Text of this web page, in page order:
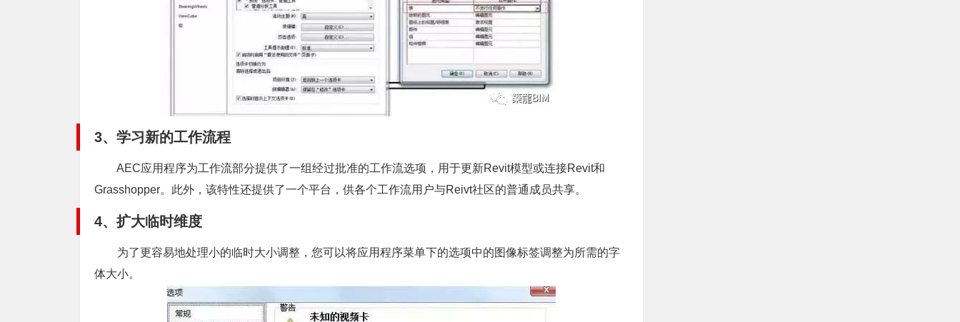
3、学习新的工作流程
AEC应用程序为工作流部分提供了一组经过批准的工作流选项，用于更新Revit模型或连接Revit和
Grasshopper。此外，该特性还提供了一个平台，供各个工作流用户与Reivt社区的普通成员共享。
4、扩大临时维度
为了更容易地处理小的临时大小调整，您可以将应用程序菜单下的选项中的图像标签调整为所需的字
体大小。